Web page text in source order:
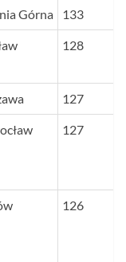
Górna 133
128
127
127
126